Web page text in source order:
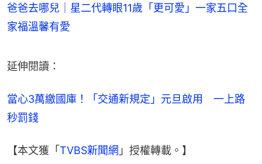
爸爸去哪兒｜星二代轉眼11歲「更可愛」一家五口全
家福溫馨有愛
延伸閱讀：
當心3萬繳國庫！「交通新規定」元旦啟用　一上路
秒罰錢
【本文獲「 TVBS新聞網 」授權轉載。】